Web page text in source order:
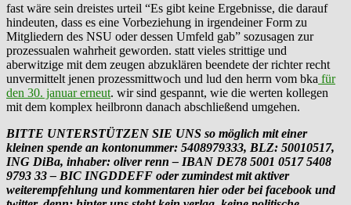
fast wäre sein dreistes urteil “Es gibt keine Ergebnisse, die darauf
hindeuten, dass es eine Vorbeziehung in irgendeiner Form zu
Mitgliedern des NSU oder dessen Umfeld gab” sozusagen zur
prozessualen wahrheit geworden. statt vieles strittige und
aberwitzige mit dem zeugen abzuklären beendete der richter recht
unvermittelt jenen prozessmittwoch und lud den herrn vom bka für
den 30. januar erneut. wir sind gespannt, wie die werten kollegen
mit dem komplex heilbronn danach abschließend umgehen.
BITTE UNTERSTÜTZEN SIE UNS so möglich mit einer
kleinen spende an kontonummer: 5408979333, BLZ: 50010517,
ING DiBa, inhaber: oliver renn – IBAN DE78 5001 0517 5408
9793 33 – BIC INGDDEFF oder zumindest mit aktiver
weiterempfehlung und kommentaren hier oder bei facebook und